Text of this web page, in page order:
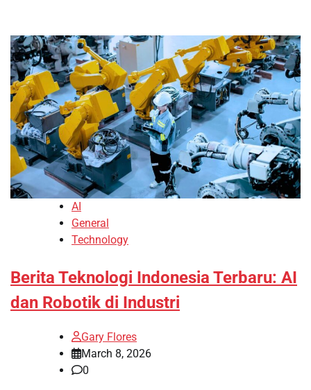
AI
General
Technology
Berita Teknologi Indonesia Terbaru: AI
dan Robotik di Industri
Gary Flores
March 8, 2026
0